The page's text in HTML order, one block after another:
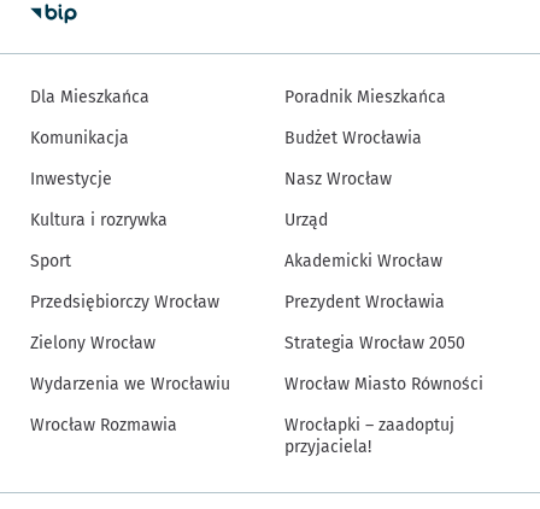
Dla Mieszkańca
Komunikacja
Inwestycje
Kultura i rozrywka
Sport
Przedsiębiorczy Wrocław
Zielony Wrocław
Wydarzenia we Wrocławiu
Wrocław Rozmawia
Poradnik Mieszkańca
Budżet Wrocławia
Nasz Wrocław
Urząd
Akademicki Wrocław
Prezydent Wrocławia
Strategia Wrocław 2050
Wrocław Miasto Równości
Wrocłapki – zaadoptuj
przyjaciela!